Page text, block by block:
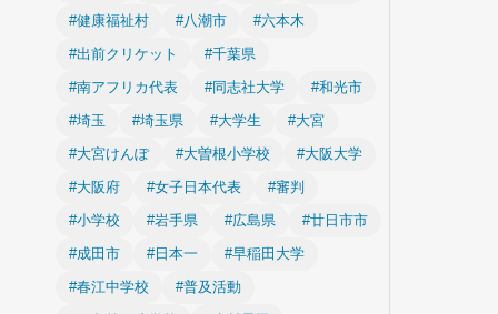
#健康福祉村
#八潮市
#六本木
#出前クリケット
#千葉県
#南アフリカ代表
#同志社大学
#和光市
#埼玉
#埼玉県 #大学生
#大宮
#大宮けんぽ
#大曽根小学校
#大阪大学
#大阪府
#女子日本代表
#審判
#小学校
#岩手県 #広島県
#廿日市市
#成田市
#日本一
#早稲田大学
#春江中学校
#普及活動